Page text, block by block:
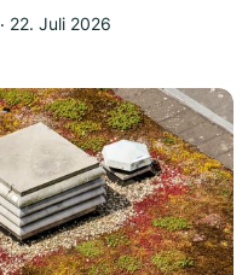
‧ 22. Juli 2026